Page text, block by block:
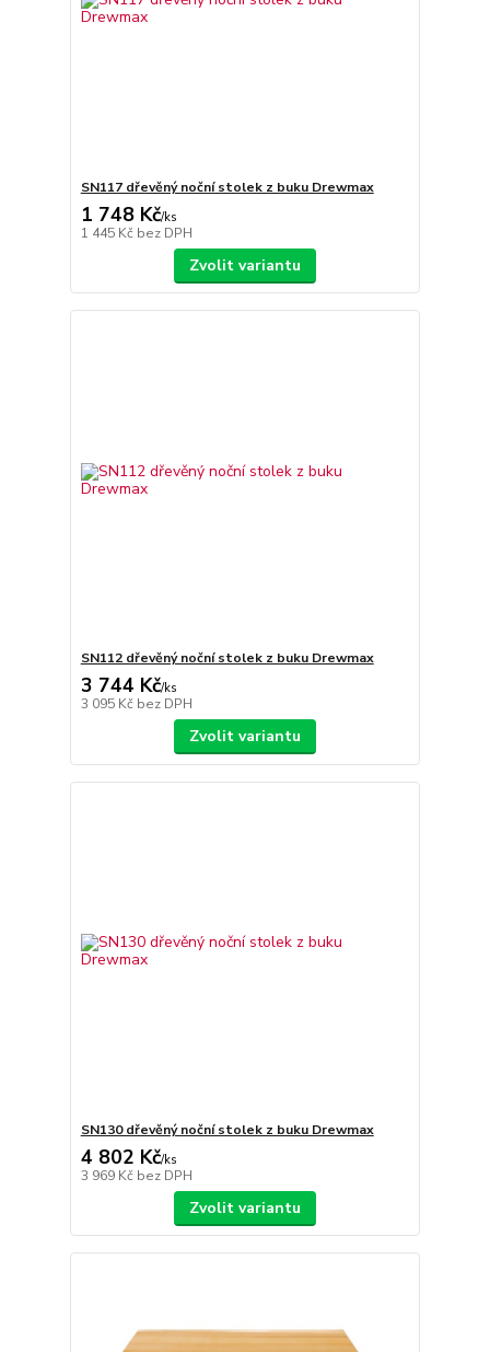
SN117 dřevěný noční stolek z buku Drewmax
1 748 Kč/ks
1 445 Kč bez DPH
Zvolit variantu
SN112 dřevěný noční stolek z buku Drewmax
3 744 Kč/ks
3 095 Kč bez DPH
Zvolit variantu
SN130 dřevěný noční stolek z buku Drewmax
4 802 Kč/ks
3 969 Kč bez DPH
Zvolit variantu